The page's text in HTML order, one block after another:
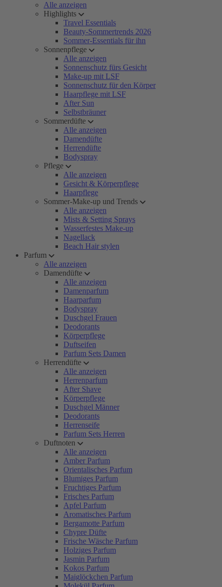
Alle anzeigen
Highlights
Travel Essentials
Beauty-Sommertrends 2026
Sommer-Essentials für ihn
Sonnenpflege
Alle anzeigen
Sonnenschutz fürs Gesicht
Make-up mit LSF
Sonnenschutz für den Körper
Haarpflege mit LSF
After Sun
Selbstbräuner
Sommerdüfte
Alle anzeigen
Damendüfte
Herrendüfte
Bodyspray
Pflege
Alle anzeigen
Gesicht & Körperpflege
Haarpflege
Sommer-Make-up und Trends
Alle anzeigen
Mists & Setting Sprays
Wasserfestes Make-up
Nagellack
Beach Hair stylen
Parfum
Alle anzeigen
Damendüfte
Alle anzeigen
Damenparfum
Haarparfum
Bodyspray
Duschgel Frauen
Deodorants
Körperpflege
Duftseifen
Parfum Sets Damen
Herrendüfte
Alle anzeigen
Herrenparfum
After Shave
Körperpflege
Duschgel Männer
Deodorants
Herrenseife
Parfum Sets Herren
Duftnoten
Alle anzeigen
Amber Parfum
Orientalisches Parfum
Blumiges Parfum
Fruchtiges Parfum
Frisches Parfum
Apfel Parfum
Aromatisches Parfum
Bergamotte Parfum
Chypre Düfte
Frische Wäsche Parfum
Holziges Parfum
Jasmin Parfum
Kokos Parfum
Maiglöckchen Parfum